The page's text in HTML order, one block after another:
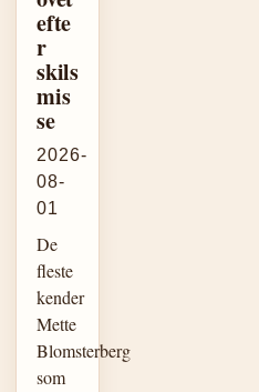
efte
r
skils
mis
se
2026-
08-
01
De
fleste
kender
Mette
Blomsterberg
som